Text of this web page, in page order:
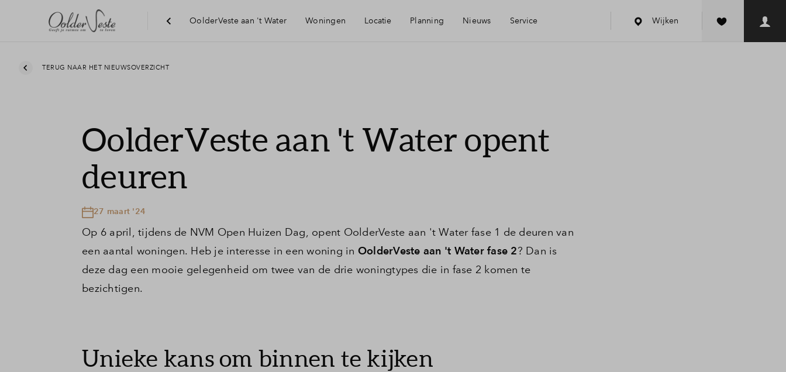
OolderVeste aan 't Water Woningen Locatie
Duurzaamheid
Roermond
Recreatie
Planning Nieuws Service
Financiële check
Woning kopen
Veelgestelde vragen
Wijken
TERUG NAAR HET NIEUWSOVERZICHT
OolderVeste aan 't Water opent
deuren
27 maart '24
Op 6 april, tijdens de NVM Open Huizen Dag, opent OolderVeste aan 't Water fase 1 de deuren van
een aantal woningen. Heb je interesse in een woning in OolderVeste aan 't Water fase 2? Dan is
deze dag een mooie gelegenheid om twee van de drie woningtypes die in fase 2 komen te
bezichtigen.
Unieke kans om binnen te kijken